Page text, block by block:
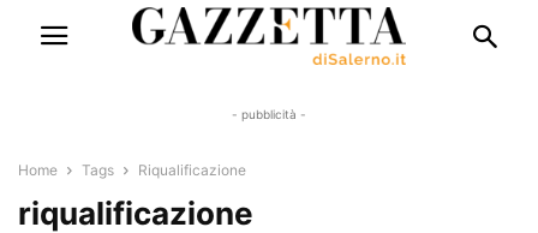
- pubblicità -
Home Tags Riqualificazione
riqualificazione